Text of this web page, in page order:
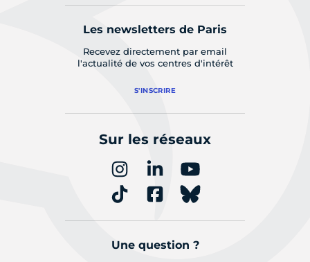
Les newsletters de Paris
Recevez directement par email
l'actualité de vos centres d'intérêt
S'INSCRIRE
Sur les réseaux
Une question ?